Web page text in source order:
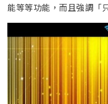
能等等功能，而且強調「